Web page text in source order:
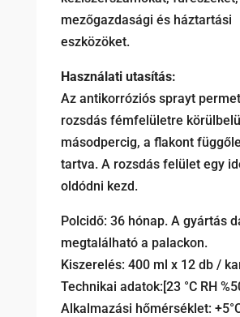
mezőgazdasági és háztartási
eszközöket.
Használati utasítás:
Az antikorróziós sprayt
rozsdás fémfelületre
másodpercig, a flakont
tartva. A rozsdás felület egy
oldódni kezd.
Polcidő: 36 hónap. A gyártás
megtalálható a palackon.
Kiszerelés: 400 ml x 12 db /
Technikai adatok:[23 °C RH
Alkalmazási hőmérséklet: